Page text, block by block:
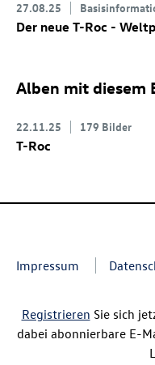
27.08.25
Der neue T-Roc -
Alben mit diesem
22.11.25 179 Bilder
T-Roc
Impressum
Registrieren Sie sich
dabei abonnierbare E-